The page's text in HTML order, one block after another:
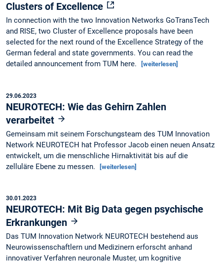
Clusters of Excellence
In connection with the two Innovation Networks GoTransTech
and RISE, two Cluster of Excellence proposals have been
selected for the next round of the Excellence Strategy of the
German federal and state governments. You can read the
detailed announcement from TUM here.
[weiterlesen]
29.06.2023
NEUROTECH: Wie das Gehirn Zahlen
verarbeitet
Gemeinsam mit seinem Forschungsteam des TUM Innovation
Network NEUROTECH hat Professor Jacob einen neuen Ansatz
entwickelt, um die menschliche Hirnaktivität bis auf die
zelluläre Ebene zu messen.
[weiterlesen]
30.01.2023
NEUROTECH: Mit Big Data gegen psychische
Erkrankungen
Das TUM Innovation Network NEUROTECH bestehend aus
Neurowissenschaftlern und Medizinern erforscht anhand
innovativer Verfahren neuronale Muster, um kognitive